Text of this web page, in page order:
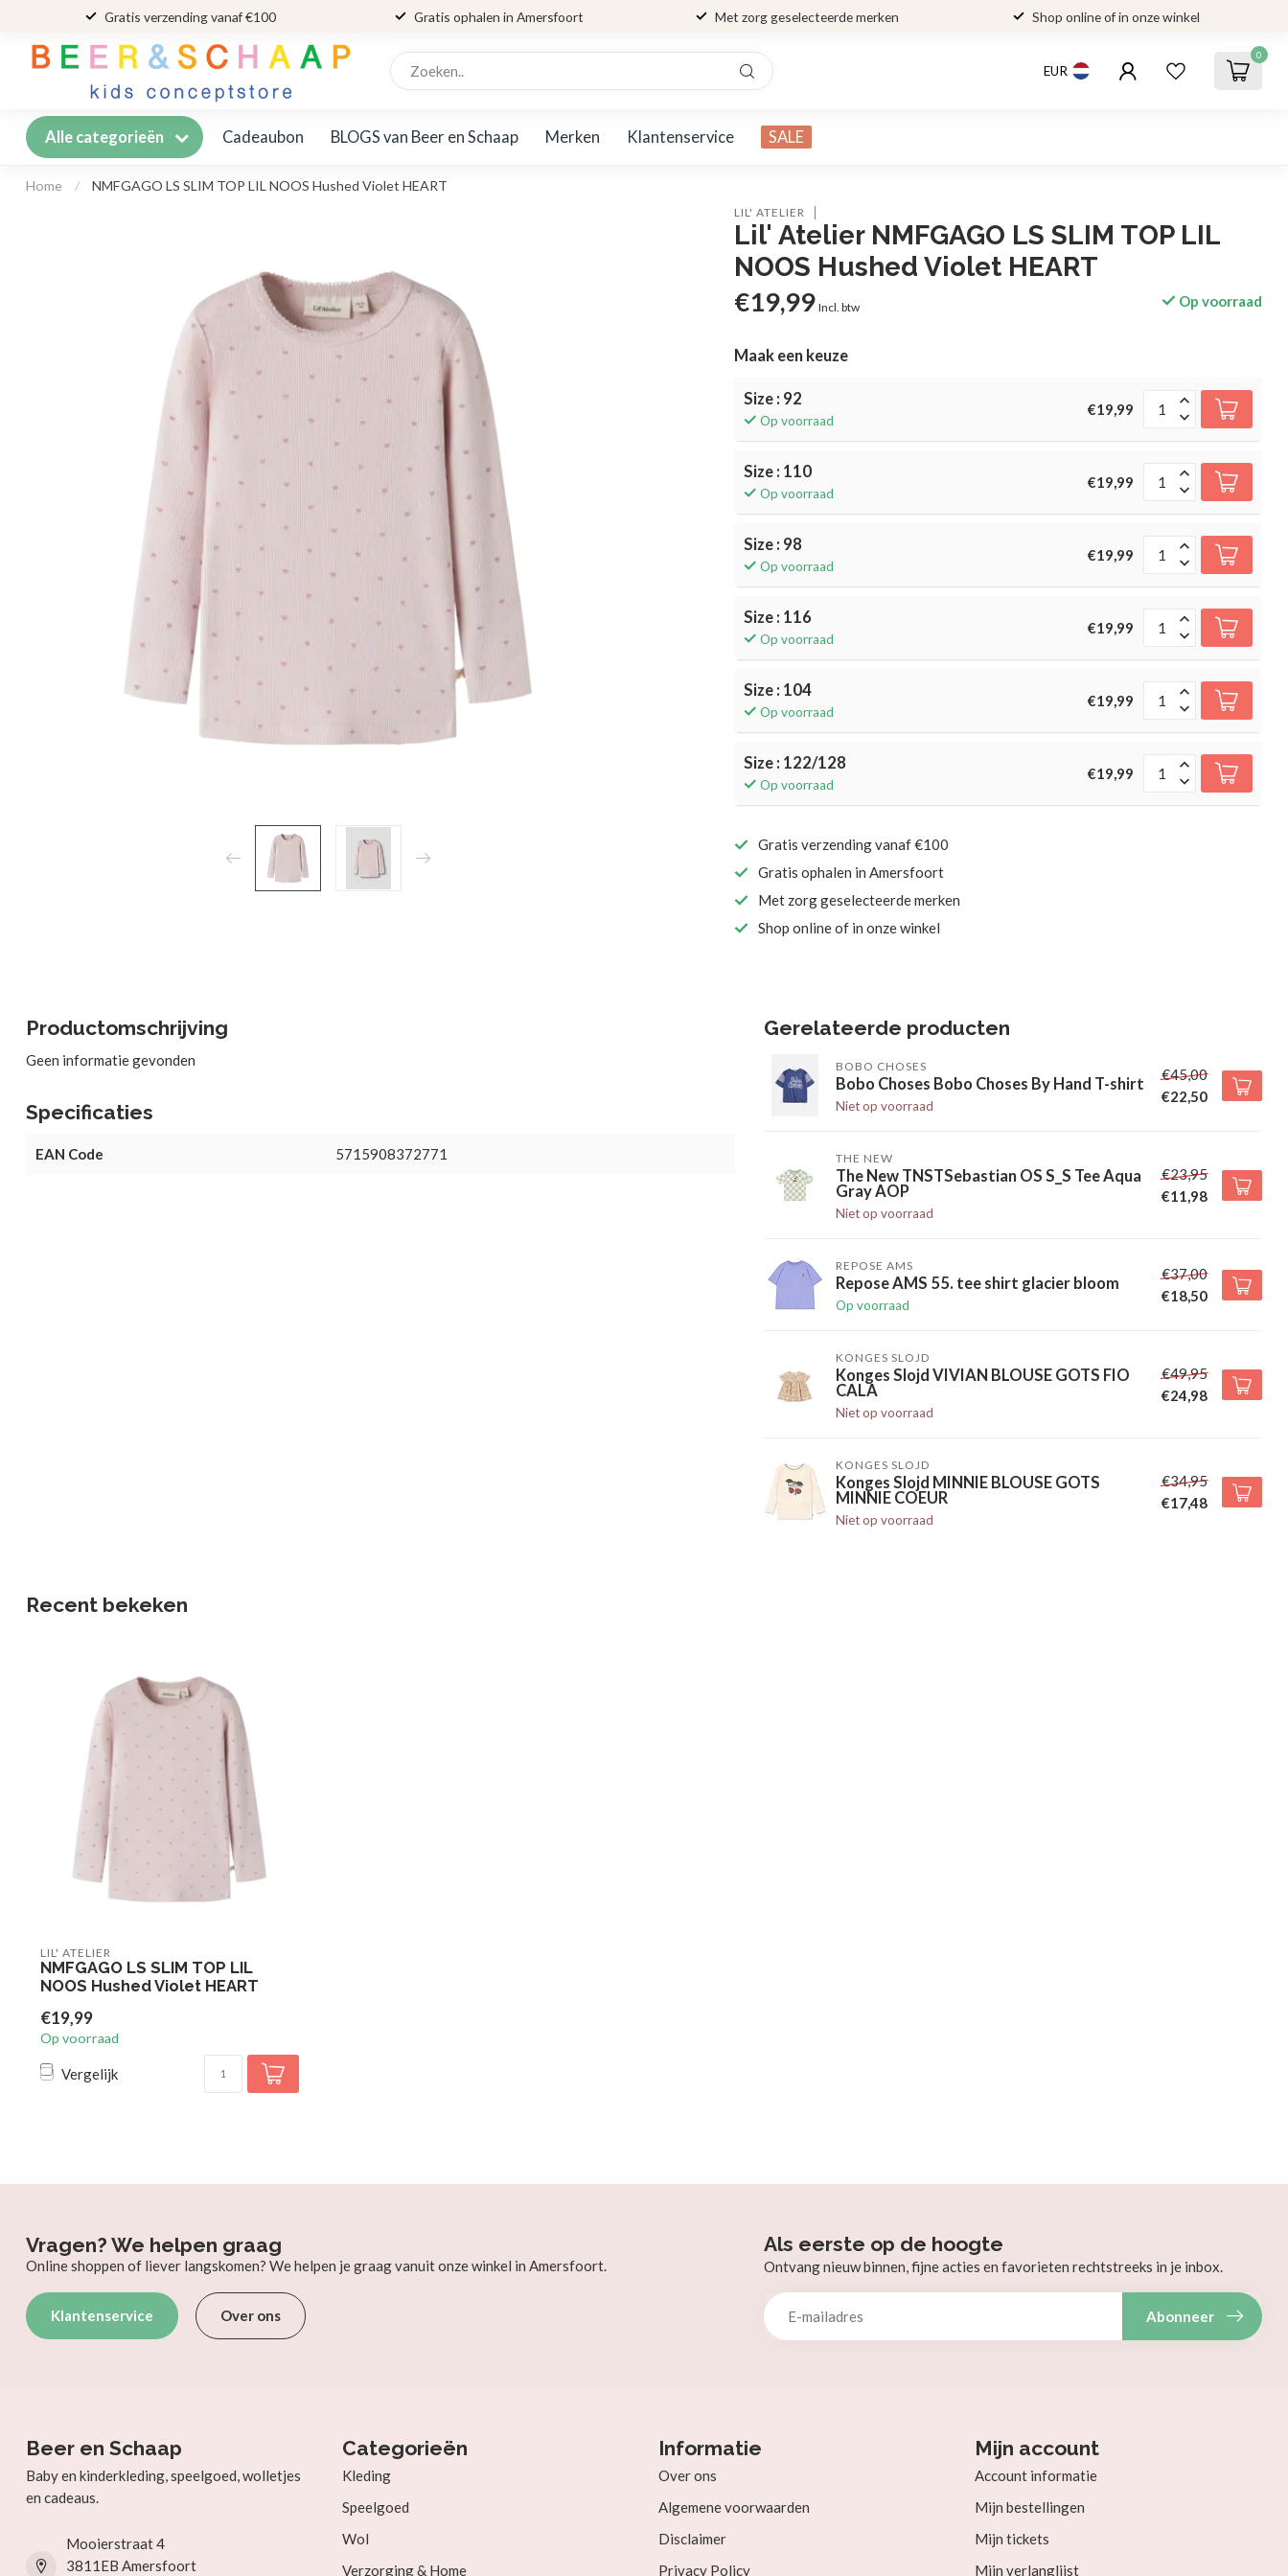
Gratis verzending vanaf €100 Gratis ophalen in Amersfoort Met zorg geselecteerde merken Shop online of in onze winkel
EUR
0
Alle categorieën Cadeaubon BLOGS van Beer en Schaap Merken Klantenservice SALE
Home / NMFGAGO LS SLIM TOP LIL NOOS Hushed Violet HEART
LIL' ATELIER
Lil' Atelier NMFGAGO LS SLIM TOP LIL
NOOS Hushed Violet HEART
€19,99 Incl. btw Op voorraad
Maak een keuze
Size : 92
Op voorraad
€19,99
Size : 110
Op voorraad
€19,99
Size : 98
Op voorraad
€19,99
Size : 116
Op voorraad
€19,99
Size : 104
Op voorraad
€19,99
Size : 122/128
Op voorraad
€19,99
Gratis verzending vanaf €100
Gratis ophalen in Amersfoort
Met zorg geselecteerde merken
Shop online of in onze winkel
Productomschrijving
Geen informatie gevonden
Specificaties
EAN Code 5715908372771
Gerelateerde producten
BOBO CHOSES
Bobo Choses Bobo Choses By Hand T-shirt
Niet op voorraad
€45,00
€22,50
THE NEW
The New TNSTSebastian OS S_S Tee Aqua
Gray AOP
Niet op voorraad
€23,95
€11,98
REPOSE AMS
Repose AMS 55. tee shirt glacier bloom
Op voorraad
€37,00
€18,50
KONGES SLOJD
Konges Slojd VIVIAN BLOUSE GOTS FIO
CALA
Niet op voorraad
€49,95
€24,98
KONGES SLOJD
Konges Slojd MINNIE BLOUSE GOTS
MINNIE COEUR
Niet op voorraad
€34,95
€17,48
Recent bekeken
LIL' ATELIER
NMFGAGO LS SLIM TOP LIL
NOOS Hushed Violet HEART
€19,99
Op voorraad
Vergelijk
Vragen? We helpen graag
Online shoppen of liever langskomen? We helpen je graag vanuit onze winkel in Amersfoort.
Klantenservice Over ons
Als eerste op de hoogte
Ontvang nieuw binnen, fijne acties en favorieten rechtstreeks in je inbox.
Abonneer
Beer en Schaap
Baby en kinderkleding, speelgoed, wolletjes
en cadeaus.
Mooierstraat 4
3811EB Amersfoort
Categorieën
Kleding
Speelgoed
Wol
Verzorging & Home
Informatie
Over ons
Algemene voorwaarden
Disclaimer
Privacy Policy
Mijn account
Account informatie
Mijn bestellingen
Mijn tickets
Mijn verlanglijst